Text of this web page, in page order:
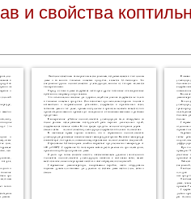
и свойства